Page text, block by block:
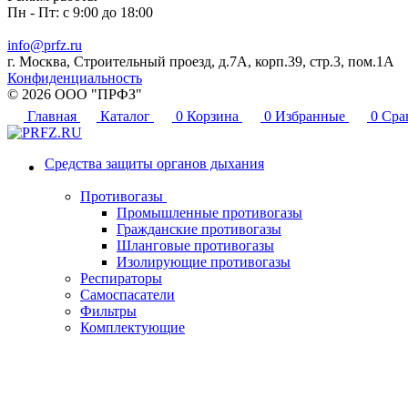
Пн - Пт: с 9:00 до 18:00
info@prfz.ru
г. Москва, Строительный проезд, д.7А, корп.39, стр.3, пом.1А
Конфиденциальность
© 2026 ООО "ПРФЗ"
Главная
Каталог 0 Корзина 0 Избранные 0
Средства защиты органов дыхания
Противогазы
Промышленные противогазы
Гражданские противогазы
Шланговые противогазы
Изолирующие противогазы
Респираторы
Самоспасатели
Фильтры
Комплектующие